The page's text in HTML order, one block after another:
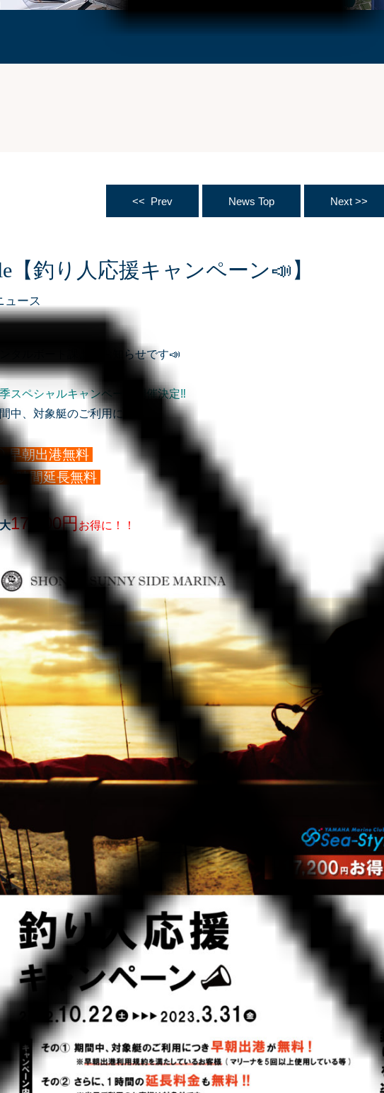
<< Prev News Top Next >>
【釣り人応援キャンペーン📣】
ュース
ンタルボート課よりお知らせです📣
スペシャルキャンペーン開催決定‼
中、対象艇のご利用につき
早朝出港無料
時間延長無料
17,200円お得に！！